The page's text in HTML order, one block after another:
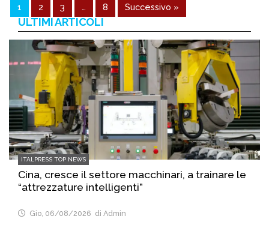
1 2 3 … 8 Successivo »
ULTIMI ARTICOLI
ITALPRESS TOP NEWS
Cina, cresce il settore macchinari, a trainare le
“attrezzature intelligenti”
Gio, 06/08/2026 di Admin